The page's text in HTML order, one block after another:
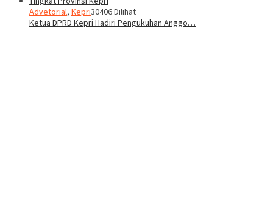
Advetorial, Kepri30406 Dilihat
Ketua DPRD Kepri Hadiri Pengukuhan Anggo…